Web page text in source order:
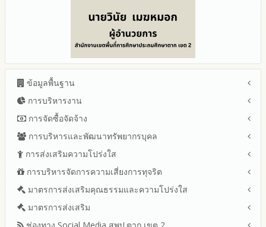
ข้อมูลพื้นฐาน
โครงสร้าง หน้าที่และอำนาจ
ข้อมูลผู้บริหาร
ข้อมูลการติดต่อและ ช่องทางการสอบถาม
นโยบายคุ้มครองข้อมูลส่วนบุคคล
ข่าวประชาสัมพันธ์
ข่าวสารพัฒนาสำนักงานเกี่ยวข้องกับแนวทางส่งเสริมความ
การบริหารงาน
แผนยุทธศาสตร์หรือแผนพัฒนาสำนักงานเขตพื้นที่การศึกษา
แผนและความก้าวหน้าในการดำเนินงานและการใช้งบประมาณ
ปีงบประมาณ 2569
ปีงบประมาณ 2568
ปีงบประมาณ 2567
ปีงบประมาณ 2566
การจัดซื้อจัดจ้าง
สรุปผลการจัดซื้อจัดจ้างหรือการจัดหาพัสดุรายเดือน ประจำ
ปีงบประมาณ พ.ศ.2569 (แบบ สขร.1)
เขตพื้นที่การศึกษา ประจำปีงบประมาณ พ.ศ. 2568
การบริหารและพัฒนาทรัพยากรบุคล
หลักเกณฑ์และแผนการบริหารและพัฒนาทรัพยากรบุคลล ประจำ
ปีงบประมาณ พ.ศ.2569
รายงานผลการบริหารและพัฒนาทรัพยากรบุคคลประจำ
ปีงบประมาณ
ประมวลจริยธรรมและการขับเคลื่อนจริยธรรม
การส่งเสริมความโปร่งใส
แนวปฏิบัติการจัดการเรื่องร้องเรียนการทุจริตและประพฤติมิชอบ
ช่องทางแจ้งเรื่องร้องเรียนการทุจริตและประพฤติมิชอบ
ข้อมูลสถิติเรื่องร้องเรียนการทุจริตและประพฤติมิชอบ ประจำ
ปีงบประมาณ
การบริหารจัดการความเสี่ยงการทุจริต
การขับเคลื่อนนโยบาย No Gift Policy จากการปฏิบัติหน้าที่ และ
การเสริมสร้างความรู้เกี่ยวกับหลักเกณฑ์การรับ ทรัพย์สินหรือประ
โปยชน์อื่นใดโดยธรรมจรรยาของเจ้าพนักงานของรัฐ
มาตรการส่งเสริมคุณธรรมและความโปร่งใส
แผนปฏิบัติการป้องกันการทุจริตประจำปีงบประมาณ
2569
มาตรการส่งเสริม